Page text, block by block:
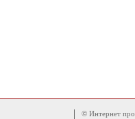
© Интернет